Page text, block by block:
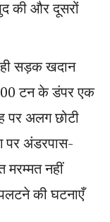
की और दूसरों
ही सड़क खदान
टन के डंपर एक
अलग छोटी
पर अंडरपास-
मरम्मत नहीं
की घटनाएँ